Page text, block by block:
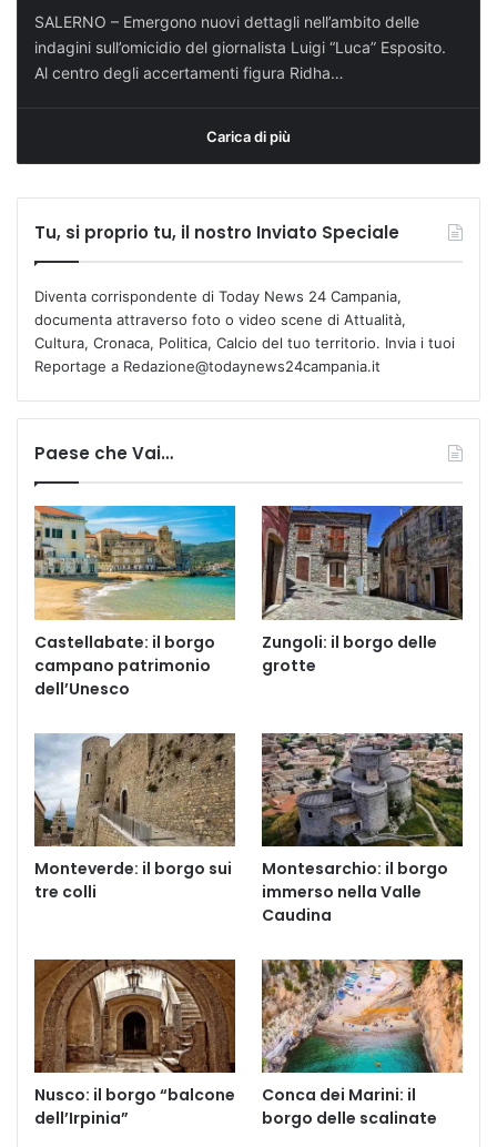
SALERNO – Emergono nuovi dettagli nell’ambito delle
indagini sull’omicidio del giornalista Luigi “Luca” Esposito.
Al centro degli accertamenti figura Ridha…
Carica di più
Tu, si proprio tu, il nostro Inviato Speciale
Diventa corrispondente di Today News 24 Campania,
documenta attraverso foto o video scene di Attualità,
Cultura, Cronaca, Politica, Calcio del tuo territorio. Invia i tuoi
Reportage a Redazione@todaynews24campania.it
Paese che Vai…
Castellabate: il borgo
campano patrimonio
dell’Unesco
Zungoli: il borgo delle
grotte
Monteverde: il borgo sui
tre colli
Montesarchio: il borgo
immerso nella Valle
Caudina
Nusco: il borgo “balcone
dell’Irpinia”
Conca dei Marini: il
borgo delle scalinate